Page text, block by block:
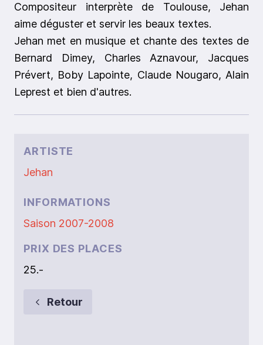
Compositeur interprète de Toulouse, Jehan
aime déguster et servir les beaux textes.
Jehan met en musique et chante des textes de
Bernard Dimey, Charles Aznavour, Jacques
Prévert, Boby Lapointe, Claude Nougaro, Alain
Leprest et bien d'autres.
ARTISTE
Jehan
INFORMATIONS
Saison 2007-2008
PRIX DES PLACES
25.-
Retour